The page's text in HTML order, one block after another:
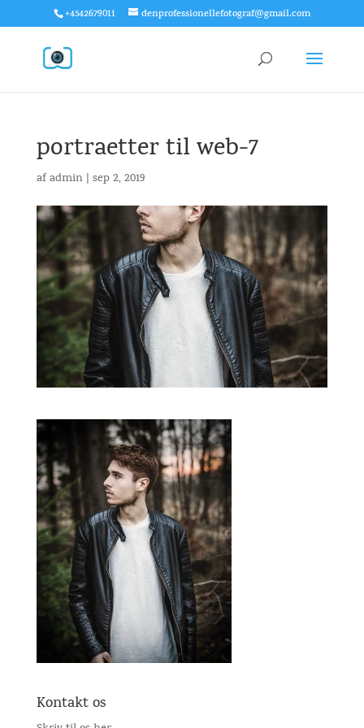
+4542679011 denprofessionellefotograf@gmail.com
portraetter til web-7
afadmin| sep 2, 2019
Kontakt os